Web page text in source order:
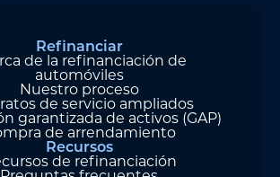
Refinanciar
de la refinanciación de
automóviles
Nuestro proceso
de servicio ampliados
garantizada de activos (GAP)
de arrendamiento
Recursos
de refinanciación